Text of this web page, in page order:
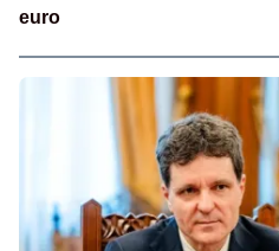
euro